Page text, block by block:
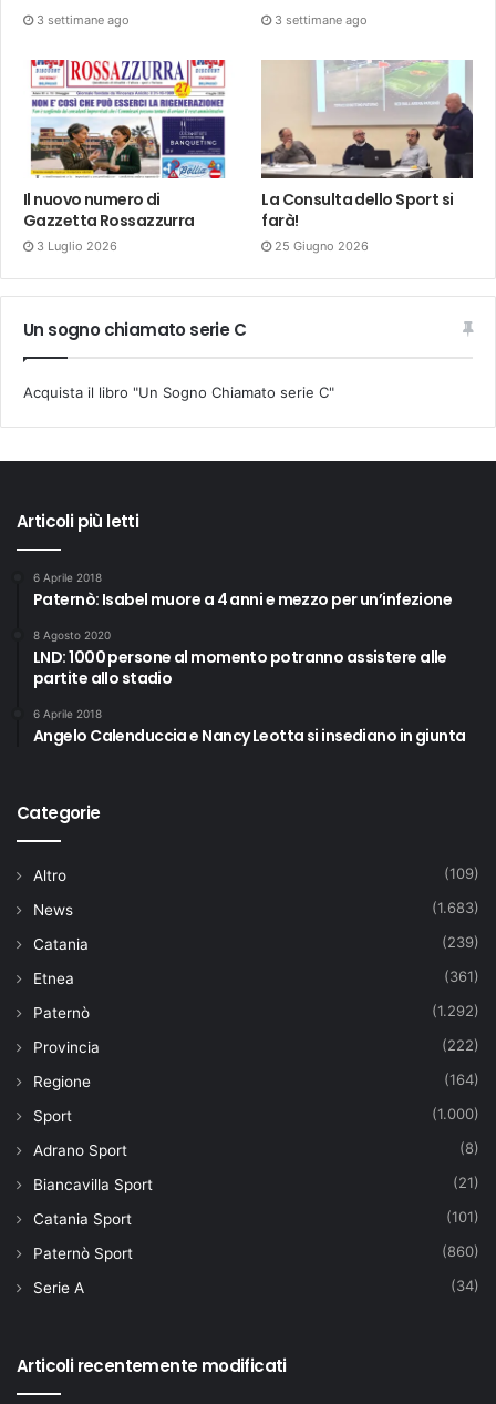
3 settimane ago 3 settimane ago
Il nuovo numero di
Gazzetta Rossazzurra
3 Luglio 2026
La Consulta dello Sport si
farà!
25 Giugno 2026
Un sogno chiamato serie C
Acquista il libro "Un Sogno Chiamato serie C"
Articoli più letti
6 Aprile 2018
Paternò: Isabel muore a 4 anni e mezzo per un’infezione
8 Agosto 2020
LND: 1000 persone al momento potranno assistere alle
partite allo stadio
6 Aprile 2018
Angelo Calenduccia e Nancy Leotta si insediano in giunta
Categorie
Altro (109)
News (1.683)
Catania (239)
Etnea (361)
Paternò (1.292)
Provincia (222)
Regione (164)
Sport (1.000)
Adrano Sport (8)
Biancavilla Sport (21)
Catania Sport (101)
Paternò Sport (860)
Serie A (34)
Articoli recentemente modificati